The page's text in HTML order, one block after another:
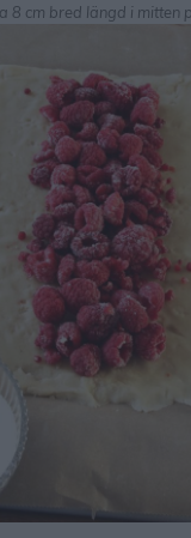
8 cm bred längd i mitten